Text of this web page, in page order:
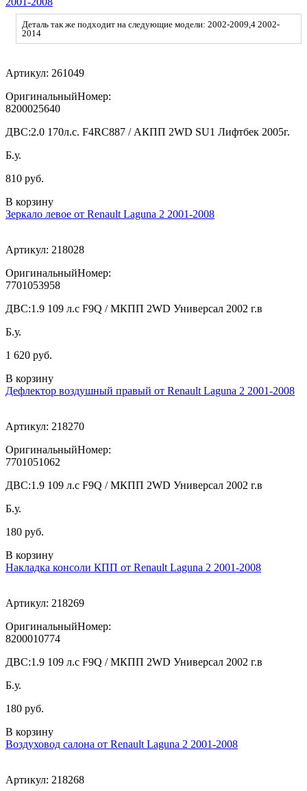
Деталь так же подходит на следующие модели: 2002-2009,4 2002-
2014
Артикул: 261049
ОригинальныйНомер:
8200025640
ДВС:2.0 170л.с. F4RC887 / АКПП 2WD SU1 Лифтбек 2005г.
Б.у.
810 руб.
В корзину
Зеркало левое от Renault Laguna 2 2001-2008
Артикул: 218028
ОригинальныйНомер:
7701053958
ДВС:1.9 109 л.с F9Q / МКПП 2WD Универсал 2002 г.в
Б.у.
1 620 руб.
В корзину
Дефлектор воздушный правый от Renault Laguna 2 2001-2008
Артикул: 218270
ОригинальныйНомер:
7701051062
ДВС:1.9 109 л.с F9Q / МКПП 2WD Универсал 2002 г.в
Б.у.
180 руб.
В корзину
Накладка консоли КПП от Renault Laguna 2 2001-2008
Артикул: 218269
ОригинальныйНомер:
8200010774
ДВС:1.9 109 л.с F9Q / МКПП 2WD Универсал 2002 г.в
Б.у.
180 руб.
В корзину
Воздуховод салона от Renault Laguna 2 2001-2008
Артикул: 218268